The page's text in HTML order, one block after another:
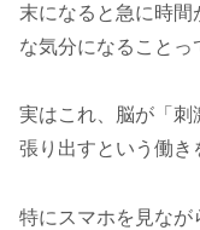
末になると急に時間
な気分になることっ
実はこれ、脳が「刺
張り出すという働き
特にスマホを見なが